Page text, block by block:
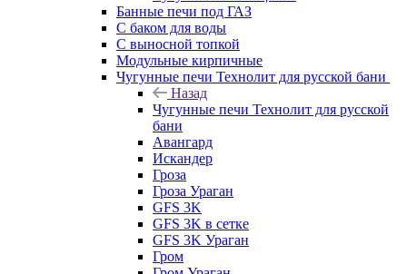
Банные печи под ГАЗ
С баком для воды
С выносной топкой
Модульные кирпичные
Чугунные печи Технолит для русской бани
Назад
Чугунные печи Технолит для русской
бани
Авангард
Искандер
Гроза
Гроза Ураган
GFS 3K
GFS 3K в сетке
GFS 3K Ураган
Гром